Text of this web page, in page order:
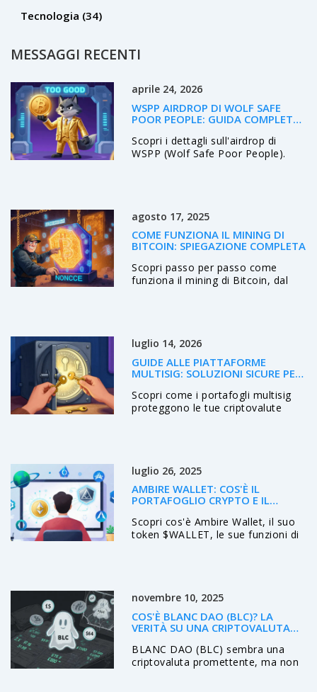
Tecnologia (34)
MESSAGGI RECENTI
aprile 24, 2026
WSPP AIRDROP DI WOLF SAFE
POOR PEOPLE: GUIDA COMPLETA
Scopri i dettagli sull'airdrop di
WSPP (Wolf Safe Poor People).
agosto 17, 2025
COME FUNZIONA IL MINING DI
BITCOIN: SPIEGAZIONE COMPLETA
Scopri passo per passo come
funziona il mining di Bitcoin, dal
luglio 14, 2026
GUIDE ALLE PIATTAFORME
MULTISIG: SOLUZIONI SICURE PER
Scopri come i portafogli multisig
proteggono le tue criptovalute
luglio 26, 2025
AMBIRE WALLET: COS'È IL
PORTAFOGLIO CRYPTO E IL
Scopri cos'è Ambire Wallet, il suo
token $WALLET, le sue funzioni di
novembre 10, 2025
COS'È BLANC DAO (BLC)? LA
VERITÀ SU UNA CRIPTOVALUTA
PREZZI FALSI
BLANC DAO (BLC) sembra una
criptovaluta promettente, ma non